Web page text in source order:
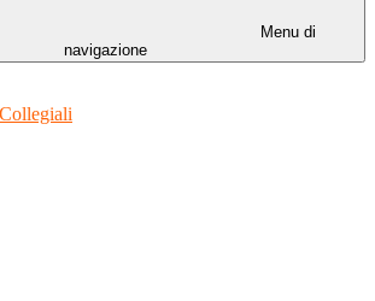
Menu di
navigazione